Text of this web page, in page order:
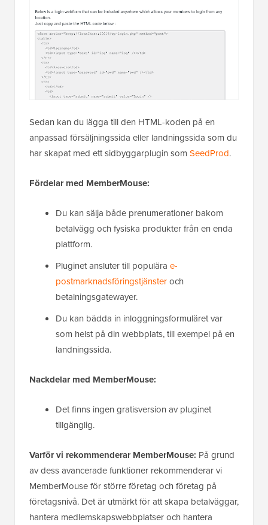
Sedan kan du lägga till den HTML-koden på en
anpassad försäljningssida eller landningssida som du
har skapat med ett sidbyggarplugin som SeedProd.
Fördelar med MemberMouse:
Du kan sälja både prenumerationer bakom
betalvägg och fysiska produkter från en enda
plattform.
Pluginet ansluter till populära e-
postmarknadsföringstjänsteroch
betalningsgatewayer.
Du kan bädda in inloggningsformuläret var
som helst på din webbplats, till exempel på en
landningssida.
Nackdelar med MemberMouse:
Det finns ingen gratisversion av pluginet
tillgänglig.
Varför vi rekommenderar MemberMouse: På grund
av dess avancerade funktioner rekommenderar vi
MemberMouse för större företag och företag på
företagsnivå. Det är utmärkt för att skapa betalväggar,
hantera medlemskapswebbplatser och hantera